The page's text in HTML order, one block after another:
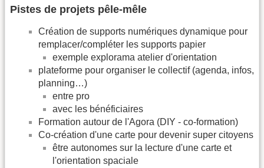
Pistes de projets pêle-mêle
Création de supports numériques dynamique pour
remplacer/compléter les supports papier
exemple explorama atelier d'orientation
plateforme pour organiser le collectif (agenda, infos,
planning…)
entre pro
avec les bénéficiaires
Formation autour de l'Agora (DIY - co-formation)
Co-création d'une carte pour devenir super citoyens
être autonomes sur la lecture d'une carte et
l'orientation spaciale